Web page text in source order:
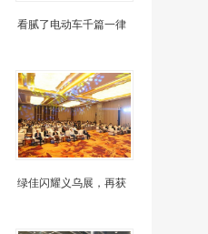
看腻了电动车千篇一律
绿佳闪耀义乌展，再获